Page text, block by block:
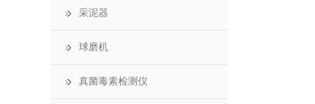
采泥器
球磨机
真菌毒素检测仪